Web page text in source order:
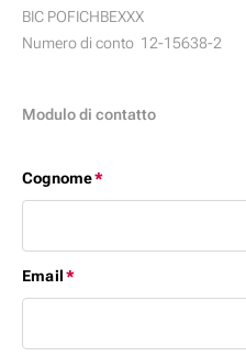
BIC POFICHBEXXX
Numero di conto 12-15638-2
Modulo di contatto
Cognome*
Campo
Email*
Campo